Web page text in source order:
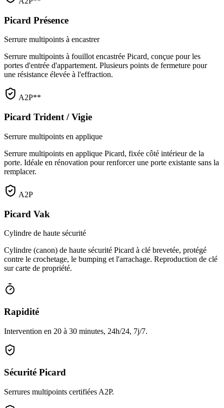
Picard Présence
Serrure multipoints à encastrer
Serrure multipoints à fouillot encastrée Picard, conçue pour les
portes d'entrée d'appartement. Plusieurs points de fermeture pour
une résistance élevée à l'effraction.
A2P**
Picard Trident / Vigie
Serrure multipoints en applique
Serrure multipoints en applique Picard, fixée côté intérieur de la
porte. Idéale en rénovation pour renforcer une porte existante sans la
remplacer.
A2P
Picard Vak
Cylindre de haute sécurité
Cylindre (canon) de haute sécurité Picard à clé brevetée, protégé
contre le crochetage, le bumping et l'arrachage. Reproduction de clé
sur carte de propriété.
Rapidité
Intervention en 20 à 30 minutes, 24h/24, 7j/7.
Sécurité Picard
Serrures multipoints certifiées A2P.